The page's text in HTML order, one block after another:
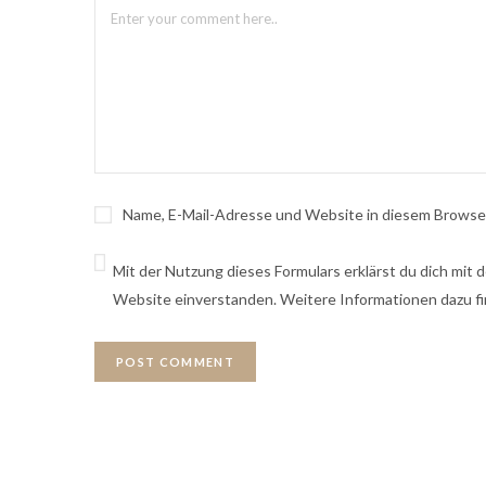
Name, E-Mail-Adresse und Website in diesem
Mit der Nutzung dieses Formulars erklärst du dich mit
Website einverstanden. Weitere Informationen dazu